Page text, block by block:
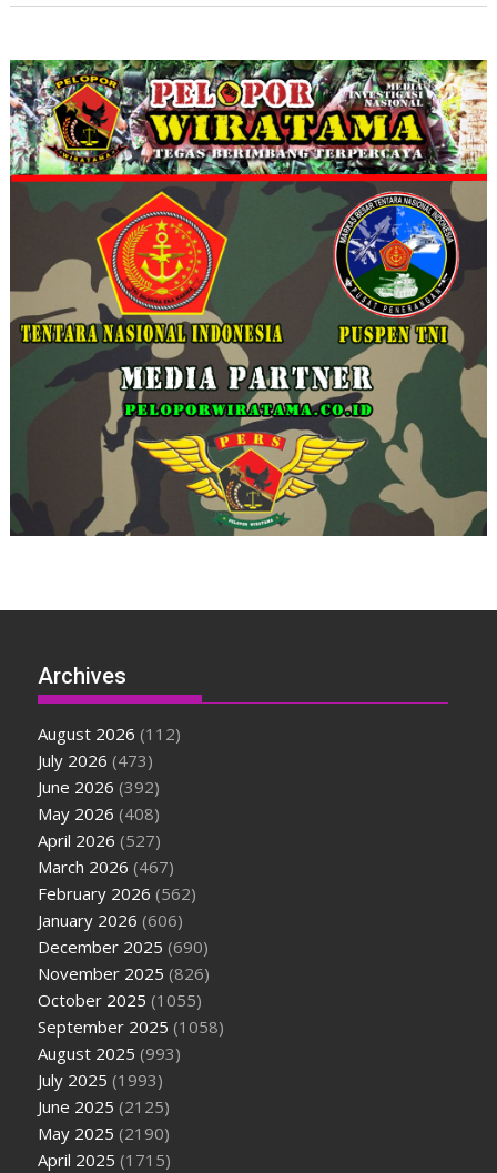
Archives
August 2026 (112)
July 2026 (473)
June 2026 (392)
May 2026 (408)
April 2026 (527)
March 2026 (467)
February 2026 (562)
January 2026 (606)
December 2025 (690)
November 2025 (826)
October 2025 (1055)
September 2025 (1058)
August 2025 (993)
July 2025 (1993)
June 2025 (2125)
May 2025 (2190)
April 2025 (1715)